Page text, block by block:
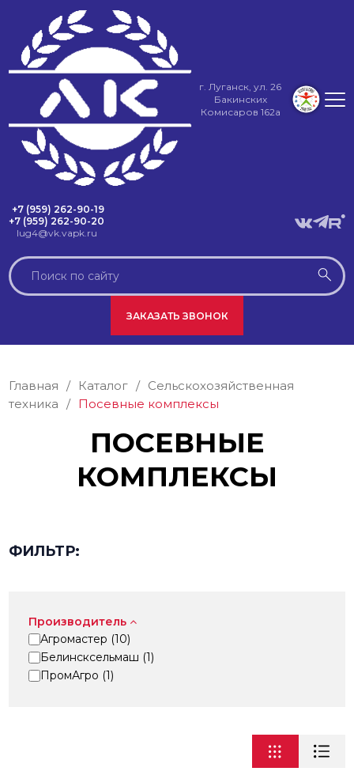
г. Луганск, ул. 26
Бакинских
Комисаров 162а
+7 (959) 262-90-19
+7 (959) 262-90-20
lug4@vk.vapk.ru
ЗАКАЗАТЬ ЗВОНОК
Главная / Каталог / Сельскохозяйственная
техника / Посевные комплексы
ПОСЕВНЫЕ
КОМПЛЕКСЫ
ФИЛЬТР:
Производитель
Агромастер (10)
Белинсксельмаш (1)
ПромАгро (1)